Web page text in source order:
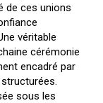
de ces unions
véritable
cérémonie
encadré par
sous les